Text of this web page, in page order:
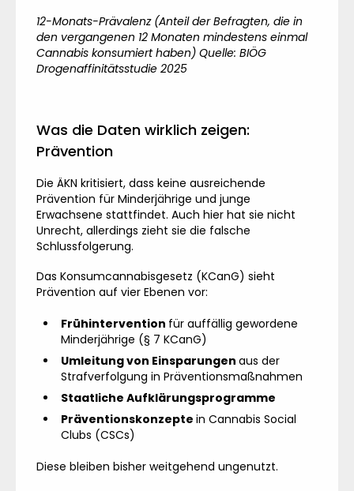
12-Monats-Prävalenz (Anteil der Befragten, die in
den vergangenen 12 Monaten mindestens einmal
Cannabis konsumiert haben) Quelle: BIÖG
Drogenaffinitätsstudie 2025
Was die Daten wirklich zeigen:
Prävention
Die ÄKN kritisiert, dass keine ausreichende
Prävention für Minderjährige und junge
Erwachsene stattfindet. Auch hier hat sie nicht
Unrecht, allerdings zieht sie die falsche
Schlussfolgerung.
Das Konsumcannabisgesetz (KCanG) sieht
Prävention auf vier Ebenen vor:
Frühintervention für auffällig gewordene
Minderjährige (§ 7 KCanG)
Umleitung von Einsparungenaus der
Strafverfolgung in Präventionsmaßnahmen
Staatliche Aufklärungsprogramme
Präventionskonzeptein Cannabis Social
Clubs (CSCs)
Diese bleiben bisher weitgehend ungenutzt.